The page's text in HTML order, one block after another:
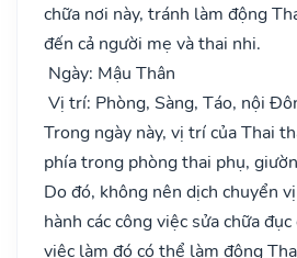
chữa nơi này, tránh làm động
đến cả người mẹ và thai nhi.
Ngày: Mậu Thân
Vị trí: Phòng, Sàng, Táo, nội
Trong ngày này, vị trí của Thai
phía trong phòng thai phụ,
Do đó, không nên dịch chuyển
hành các công việc sửa chữa
việc làm đó có thể làm động